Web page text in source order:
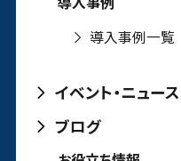
導入事例一覧
イベント・ニュース
ブログ